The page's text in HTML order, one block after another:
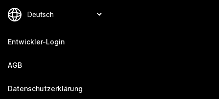
Entwickler-Login
AGB
Datenschutzerklärung